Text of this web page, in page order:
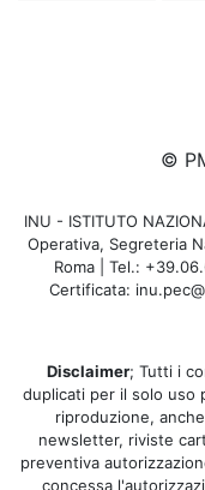
©
INU - ISTITUTO
Operativa, Segreteria
Roma | Tel.:
Certificata:
Disclaimer; Tutti i
duplicati per il solo uso
riproduzione,
newsletter, riviste
preventiva
concessa